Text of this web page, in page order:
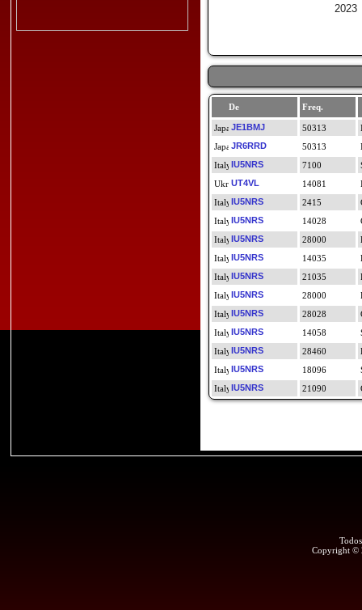
2023
De Freq.
JE1BMJ
50313
JR6RRD
50313
IU5NRS
7100
UT4VL
14081
IU5NRS
2415
IU5NRS
14028
IU5NRS
28000
IU5NRS
14035
IU5NRS
21035
IU5NRS
28000
IU5NRS
28028
IU5NRS
14058
IU5NRS
28460
IU5NRS
18096
IU5NRS
21090
Copyright ©